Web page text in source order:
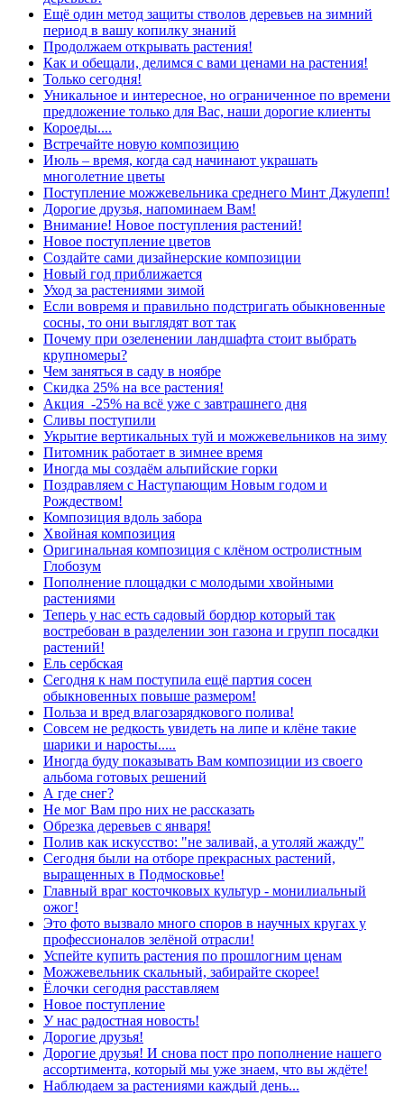
Ещё один метод защиты стволов деревьев на зимний
период в вашу копилку знаний
Продолжаем открывать растения!
Как и обещали, делимся с вами ценами на растения!
Только сегодня!
Уникальное и интересное, но ограниченное по времени
предложение только для Вас, наши дорогие клиенты
Короеды....
Встречайте новую композицию
Июль – время, когда сад начинают украшать
многолетние цветы
Поступление можжевельника среднего Минт Джулепп!
Дорогие друзья, напоминаем Вам!
Внимание! Новое поступления растений!
Новое поступление цветов
Создайте сами дизайнерские композиции
Новый год приближается
Уход за растениями зимой
Если вовремя и правильно подстригать обыкновенные
сосны, то они выглядят вот так
Почему при озеленении ландшафта стоит выбрать
крупномеры?
Чем заняться в саду в ноябре
Скидка 25% на все растения!
Акция -25% на всё уже с завтрашнего дня
Сливы поступили
Укрытие вертикальных туй и можжевельников на зиму
Питомник работает в зимнее время
Иногда мы создаём альпийские горки
Поздравляем с Наступающим Новым годом и
Рождеством!
Композиция вдоль забора
Хвойная композиция
Оригинальная композиция с клёном остролистным
Глобозум
Пополнение площадки с молодыми хвойными
растениями
Теперь у нас есть садовый бордюр который так
востребован в разделении зон газона и групп посадки
растений!
Ель сербская
Сегодня к нам поступила ещё партия сосен
обыкновенных повыше размером!
Польза и вред влагозарядкового полива!
Совсем не редкость увидеть на липе и клёне такие
шарики и наросты.....
Иногда буду показывать Вам композиции из своего
альбома готовых решений
А где снег?
Не мог Вам про них не рассказать
Обрезка деревьев с января!
Полив как искусство: "не заливай, а утоляй жажду"
Сегодня были на отборе прекрасных растений,
выращенных в Подмосковье!
Главный враг косточковых культур - монилиальный
ожог!
Это фото вызвало много споров в научных кругах у
профессионалов зелёной отрасли!
Успейте купить растения по прошлогним ценам
Можжевельник скальный, забирайте скорее!
Ёлочки сегодня расставляем
Новое поступление
У нас радостная новость!
Дорогие друзья!
Дорогие друзья! И снова пост про пополнение нашего
ассортимента, который мы уже знаем, что вы ждёте!
Наблюдаем за растениями каждый день...